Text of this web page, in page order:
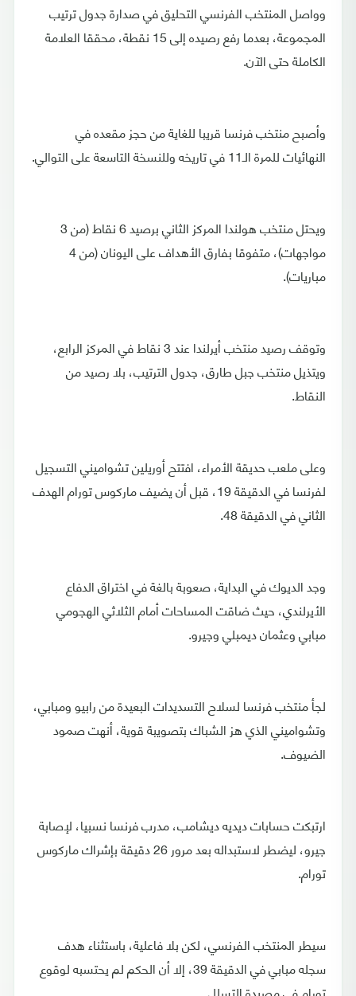
وواصل المنتخب الفرنسي التحليق في صدارة جدول ترتيب
المجموعة، بعدما رفع رصيده إلى 15 نقطة، محققا العلامة
الكاملة حتى الآن.
وأصبح منتخب فرنسا قريبا للغاية من حجز مقعده في
النهائيات للمرة الـ11 في تاريخه وللنسخة التاسعة على التوالي.
ويحتل منتخب هولندا المركز الثاني برصيد 6 نقاط (من 3
مواجهات)، متفوقا بفارق الأهداف على اليونان (من 4
مباريات).
وتوقف رصيد منتخب أيرلندا عند 3 نقاط في المركز الرابع،
ويتذيل منتخب جبل طارق، جدول الترتيب، بلا رصيد من
النقاط.
وعلى ملعب حديقة الأمراء، افتتح أوريلين تشواميني التسجيل
لفرنسا في الدقيقة 19، قبل أن يضيف ماركوس تورام الهدف
الثاني في الدقيقة 48.
وجد الديوك في البداية، صعوبة بالغة في اختراق الدفاع
الأيرلندي، حيث ضاقت المساحات أمام الثلاثي الهجومي
مبابي وعثمان ديمبلي وجيرو.
لجأ منتخب فرنسا لسلاح التسديدات البعيدة من رابيو ومبابي،
وتشواميني الذي هز الشباك بتصويبة قوية، أنهت صمود
الضيوف.
ارتبكت حسابات ديديه ديشامب، مدرب فرنسا نسبيا، لإصابة
جيرو، ليضطر لاستبداله بعد مرور 26 دقيقة بإشراك ماركوس
تورام.
سيطر المنتخب الفرنسي، لكن بلا فاعلية، باستثناء هدف
سجله مبابي في الدقيقة 39، إلا أن الحكم لم يحتسبه لوقوع